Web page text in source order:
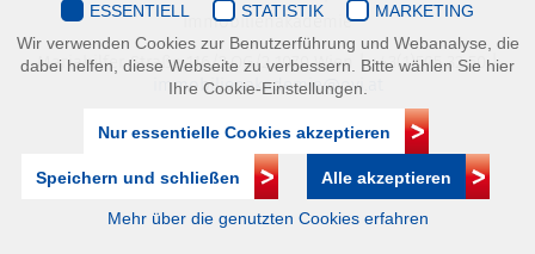
Immobilienakademie
Mariahilfer Straße 116/2.OG/2 1070 Wien | +43(1)505 32 50 |
immobilienakademie@ovi.at
ESSENTIELL STATISTIK
MARKETING
Wir verwenden Cookies zur Benutzerführung und Webanalyse, die
dabei helfen, diese Webseite zu verbessern. Bitte wählen Sie hier
Ihre Cookie-Einstellungen.
Nur essentielle Cookies akzeptieren
Speichern und schließen Alle akzeptieren
Mehr über die genutzten Cookies erfahren